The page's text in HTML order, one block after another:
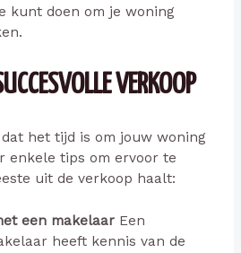
kunt doen om je woning
VERKOOP
het tijd is om jouw woning
enkele tips om ervoor te
uit de verkoop haalt:
een makelaar Een
heeft kennis van de